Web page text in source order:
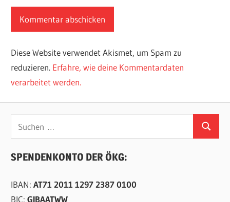
Diese Website verwendet Akismet, um Spam zu
reduzieren. Erfahre, wie deine Kommentardaten
verarbeitet werden.
nach:
Suchen
SPENDENKONTO DER ÖKG:
IBAN:AT71 2011 1297 2387 0100
BIC:GIBAATWW